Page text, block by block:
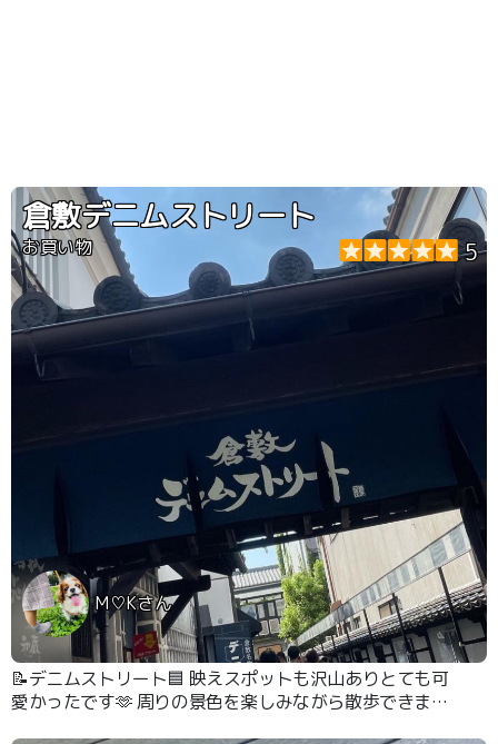
倉敷デニムストリート
お買い物 5
M♡Kさん
📝デニムストリート🟦 映えスポットも沢山ありとても可
愛かったです🫶 周りの景色を楽しみながら散歩できまし